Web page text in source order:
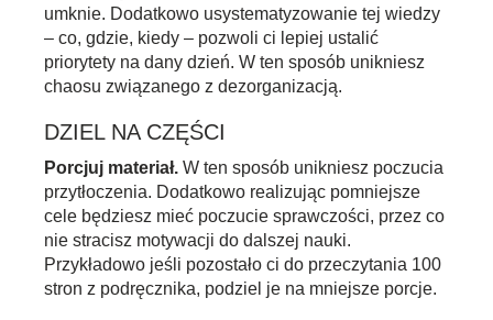
umknie. Dodatkowo usystematyzowanie tej wiedzy
– co, gdzie, kiedy – pozwoli ci lepiej ustalić
priorytety na dany dzień. W ten sposób unikniesz
chaosu związanego z dezorganizacją.
DZIEL NA CZĘŚCI
Porcjuj materiał. W ten sposób unikniesz poczucia
przytłoczenia. Dodatkowo realizując pomniejsze
cele będziesz mieć poczucie sprawczości, przez co
nie stracisz motywacji do dalszej nauki.
Przykładowo jeśli pozostało ci do przeczytania 100
stron z podręcznika, podziel je na mniejsze porcje.